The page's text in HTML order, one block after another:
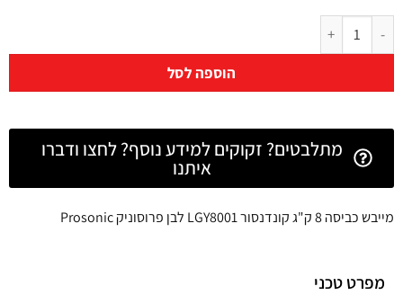
הוספה לסל
מתלבטים? זקוקים למידע נוסף? לחצו ודברו
איתנו
מייבש כביסה 8 ק"ג קונדנסור LGY8001 לבן פרוסוניק Prosonic
מפרט טכני